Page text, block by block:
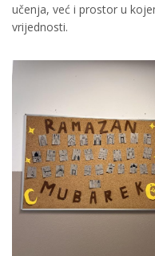
učenja, već i prostor u
vrijednosti.